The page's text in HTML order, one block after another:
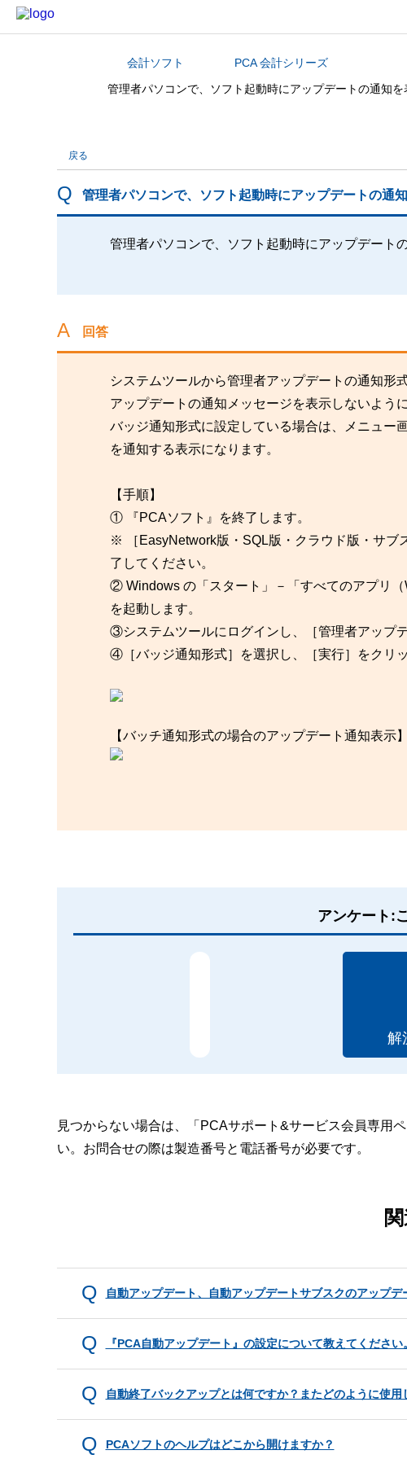
カテゴリから探す
会計ソフト
PCA 会計シリーズ
管理者パソコンで、ソフト起動時にアップデートの通知
戻る
管理者パソコンで、ソフト起動時にアップデートの通
管理者パソコンで、ソフト起動時にアップデート
回答
システムツールから管理者アップデートの通知形
アップデートの通知メッセージを表示しないよう
バッジ通知形式に設定している場合は、メニュー
を通知する表示になります。
【手順】
① 『PCAソフト』を終了します。
※ ［EasyNetwork版・SQL版・クラウド版・サブ
了してください。
② Windows の「スタート」－「すべてのアプリ
を起動します。
③システムツールにログインし、［管理者アップ
④［バッジ通知形式］を選択し、［実行］をクリッ
【バッチ通知形式の場合のアップデート通知表示】
アンケート:
解
見つからない場合は、「PCAサポート&サービス会員専用
い。お問合せの際は製造番号と電話番号が必要です。
自動アップデート、自動アップデートサブスクのアップデ
『PCA自動アップデート』の設定について教えてください。
自動終了バックアップとは何ですか？またどのように使用
PCAソフトのヘルプはどこから開けますか？